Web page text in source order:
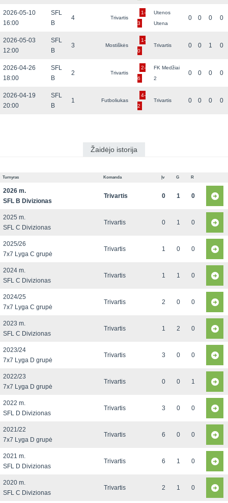
2026-05-10
16:00
SFL
B
4 Trivartis
1-
3
Utenos
Utena
0 0 0 0
2026-05-03
12:00
SFL
B
3 Mostiškės
1-
0
Trivartis 0 0 1 0
2026-04-26
18:00
SFL
B
2 Trivartis
2-
6
FK Medžiai
2
0 0 0 0
2026-04-19
20:00
SFL
B
1 Futboliukas
4-
2
Trivartis 0 0 0 0
Žaidėjo istorija
Turnyras Komanda Įv G R
2026 m.
SFL B Divizionas
Trivartis 0 1 0
2025 m.
SFL C Divizionas
Trivartis 0 1 0
2025/26
7x7 Lyga C grupė
Trivartis 1 0 0
2024 m.
SFL C Divizionas
Trivartis 1 1 0
2024/25
7x7 Lyga C grupė
Trivartis 2 0 0
2023 m.
SFL C Divizionas
Trivartis 1 2 0
2023/24
7x7 Lyga D grupė
Trivartis 3 0 0
2022/23
7x7 Lyga D grupė
Trivartis 0 0 1
2022 m.
SFL D Divizionas
Trivartis 3 0 0
2021/22
7x7 Lyga D grupė
Trivartis 6 0 0
2021 m.
SFL D Divizionas
Trivartis 6 1 0
2020 m.
SFL C Divizionas
Trivartis 2 1 0